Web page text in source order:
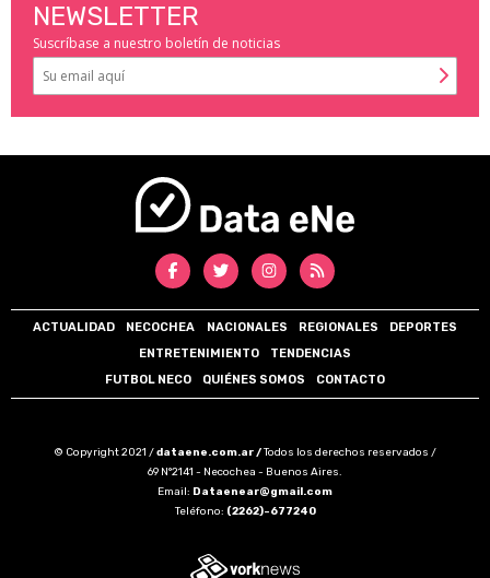
NEWSLETTER
Suscríbase a nuestro boletín de noticias
ACTUALIDAD NECOCHEA NACIONALES REGIONALES
DEPORTES
ENTRETENIMIENTO
TENDENCIAS
FUTBOL NECO
QUIÉNES SOMOS CONTACTO
© Copyright 2021 /dataene.com.ar /Todos los derechos reservados /
69 N°2141 - Necochea - Buenos Aires.
Email: Dataenear@gmail.com
Teléfono: (2262)-677240